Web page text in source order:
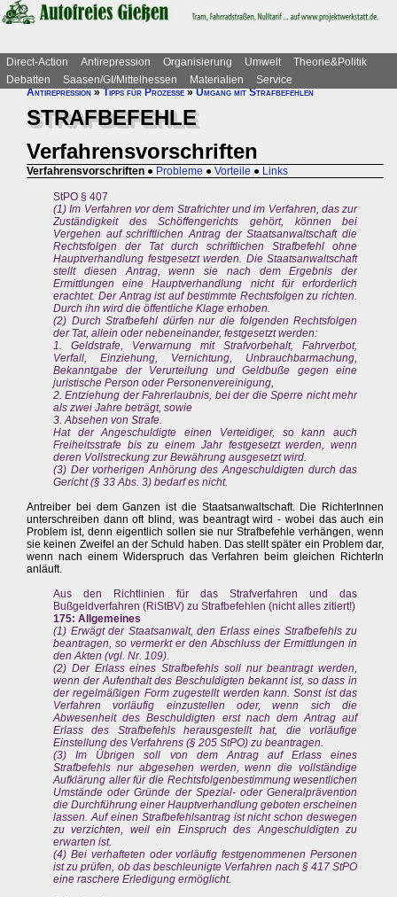
Direct-Action Antirepression Organisierung Umwelt
Theorie&Politik
Debatten
Saasen/GI/Mittelhessen Materialien
Service
Antirepression»Tipps für Prozesse»Umgang mit Strafbefehlen
STRAFBEFEHLE
Verfahrensvorschriften
Verfahrensvorschriften ● Probleme ● Vorteile ● Links
StPO § 407
(1) Im Verfahren vor dem Strafrichter und im Verfahren, das zur
Zuständigkeit des Schöffengerichts gehört, können bei
Vergehen auf schriftlichen Antrag der Staatsanwaltschaft die
Rechtsfolgen der Tat durch schriftlichen Strafbefehl ohne
Hauptverhandlung festgesetzt werden. Die Staatsanwaltschaft
stellt diesen Antrag, wenn sie nach dem Ergebnis der
Ermittlungen eine Hauptverhandlung nicht für erforderlich
erachtet. Der Antrag ist auf bestimmte Rechtsfolgen zu richten.
Durch ihn wird die öffentliche Klage erhoben.
(2) Durch Strafbefehl dürfen nur die folgenden Rechtsfolgen
der Tat, allein oder nebeneinander, festgesetzt werden:
1. Geldstrafe, Verwarnung mit Strafvorbehalt, Fahrverbot,
Verfall, Einziehung, Vernichtung, Unbrauchbarmachung,
Bekanntgabe der Verurteilung und Geldbuße gegen eine
juristische Person oder Personenvereinigung,
2. Entziehung der Fahrerlaubnis, bei der die Sperre nicht mehr
als zwei Jahre beträgt, sowie
3. Absehen von Strafe.
Hat der Angeschuldigte einen Verteidiger, so kann auch
Freiheitsstrafe bis zu einem Jahr festgesetzt werden, wenn
deren Vollstreckung zur Bewährung ausgesetzt wird.
(3) Der vorherigen Anhörung des Angeschuldigten durch das
Gericht (§ 33 Abs. 3) bedarf es nicht.
Antreiber bei dem Ganzen ist die Staatsanwaltschaft. Die RichterInnen
unterschreiben dann oft blind, was beantragt wird - wobei das auch ein
Problem ist, denn eigentlich sollen sie nur Strafbefehle verhängen, wenn
sie keinen Zweifel an der Schuld haben. Das stellt später ein Problem dar,
wenn nach einem Widerspruch das Verfahren beim gleichen RichterIn
anläuft.
Aus den Richtlinien für das Strafverfahren und das
Bußgeldverfahren (RiStBV) zu Strafbefehlen (nicht alles zitiert!)
175: Allgemeines
(1) Erwägt der Staatsanwalt, den Erlass eines Strafbefehls zu
beantragen, so vermerkt er den Abschluss der Ermittlungen in
den Akten (vgl. Nr. 109).
(2) Der Erlass eines Strafbefehls soll nur beantragt werden,
wenn der Aufenthalt des Beschuldigten bekannt ist, so dass in
der regelmäßigen Form zugestellt werden kann. Sonst ist das
Verfahren vorläufig einzustellen oder, wenn sich die
Abwesenheit des Beschuldigten erst nach dem Antrag auf
Erlass des Strafbefehls herausgestellt hat, die vorläufige
Einstellung des Verfahrens (§ 205 StPO) zu beantragen.
(3) Im Übrigen soll von dem Antrag auf Erlass eines
Strafbefehls nur abgesehen werden, wenn die vollständige
Aufklärung aller für die Rechtsfolgenbestimmung wesentlichen
Umstände oder Gründe der Spezial- oder Generalprävention
die Durchführung einer Hauptverhandlung geboten erscheinen
lassen. Auf einen Strafbefehlsantrag ist nicht schon deswegen
zu verzichten, weil ein Einspruch des Angeschuldigten zu
erwarten ist.
(4) Bei verhafteten oder vorläufig festgenommenen Personen
ist zu prüfen, ob das beschleunigte Verfahren nach § 417 StPO
eine raschere Erledigung ermöglicht.